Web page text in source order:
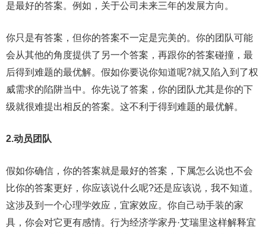
是最好的答案。例如，关于公司未来三年的发展方向。
你只是有答案，但你的答案不一定是完美的。你的团队可能
会从其他的角度提供了另一个答案，再跟你的答案碰撞，最
后得到难题的最优解。假如你要说你知道呢?就又陷入到了权
威需求的陷阱当中。你先说了答案，你的团队尤其是你的下
级就很难提出相反的答案。这不利于得到难题的最优解。
2.动员团队
假如你确信，你的答案就是最好的答案，下属怎么说也不会
比你的答案更好，你应该说什么呢?还是应该说，我不知道。
这涉及到一个心理学效应，宜家效应。你自己动手装的家
具，你会对它更有感情。行为经济学家丹·艾瑞里这样解释宜